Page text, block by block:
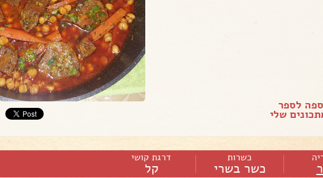
לספר
שלי
כשרות
כשר בשרי
דרגת קושי
קל